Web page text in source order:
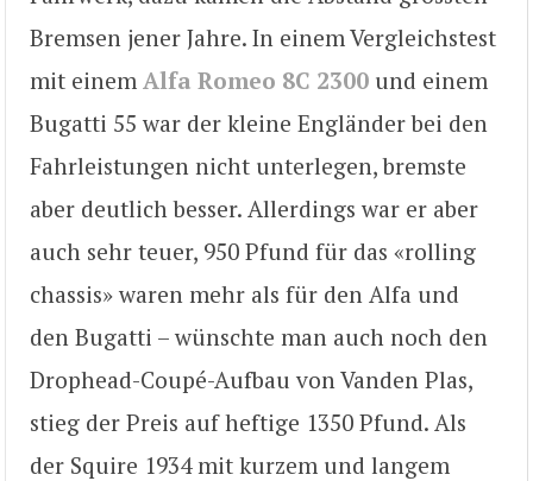
Bremsen jener Jahre. In einem Vergleichstest
mit einem Alfa Romeo 8C 2300 und einem
Bugatti 55 war der kleine Engländer bei den
Fahrleistungen nicht unterlegen, bremste
aber deutlich besser. Allerdings war er aber
auch sehr teuer, 950 Pfund für das «rolling
chassis» waren mehr als für den Alfa und
den Bugatti – wünschte man auch noch den
Drophead-Coupé-Aufbau von Vanden Plas,
stieg der Preis auf heftige 1350 Pfund. Als
der Squire 1934 mit kurzem und langem